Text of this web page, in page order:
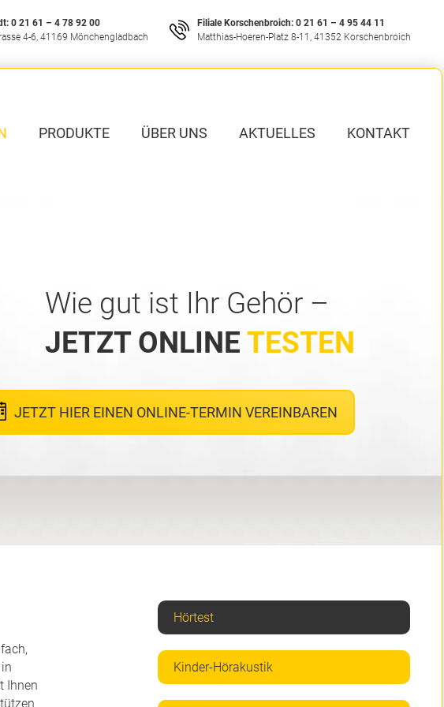
0 21 61 – 4 78 92 00
4-6, 41169 Mönchengladbach
Filiale Korschenbroich: 0 21 61 – 4 95 44 11
Matthias-Hoeren-Platz 8-11, 41352 Korschenbroich
PRODUKTE ÜBER UNS AKTUELLES KONTAKT
Wie gut ist Ihr Gehör –
JETZT ONLINE TESTEN
JETZT HIER EINEN ONLINE-TERMIN VEREINBAREN
Ihnen
Hörtest
Kinder-Hörakustik